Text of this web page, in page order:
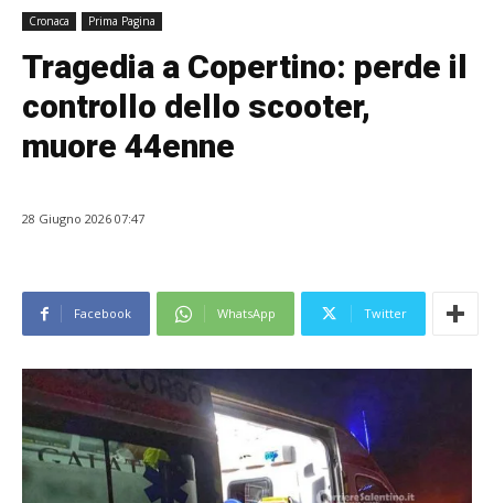
Cronaca Prima Pagina
Tragedia a Copertino: perde il
controllo dello scooter,
muore 44enne
28 Giugno 2026 07:47
Facebook WhatsApp Twitter